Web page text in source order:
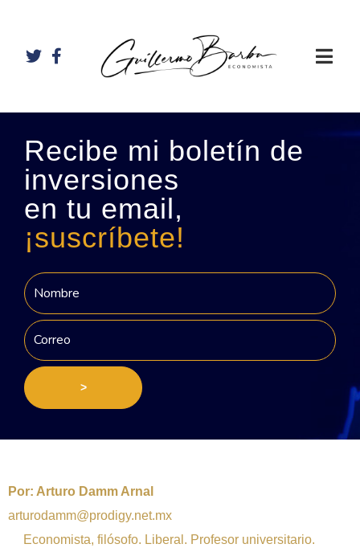
Recibe mi boletín de
inversiones
en tu email,
¡suscríbete!
>
Por: Arturo Damm Arnal
arturodamm@prodigy.net.mx
Economista, filósofo. Liberal. Profesor universitario.